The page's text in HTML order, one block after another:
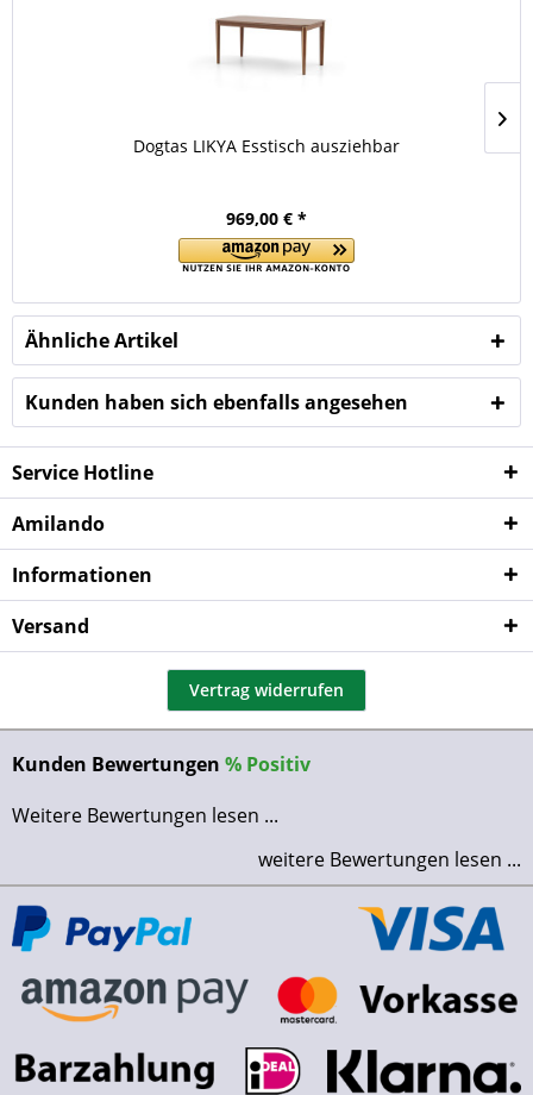
Dogtas LIKYA Esstisch ausziehbar
969,00 € *
Ähnliche Artikel
Kunden haben sich ebenfalls angesehen
Service Hotline
Amilando
Informationen
Versand
Vertrag widerrufen
Kunden Bewertungen % Positiv
Weitere Bewertungen lesen ...
weitere Bewertungen lesen ...